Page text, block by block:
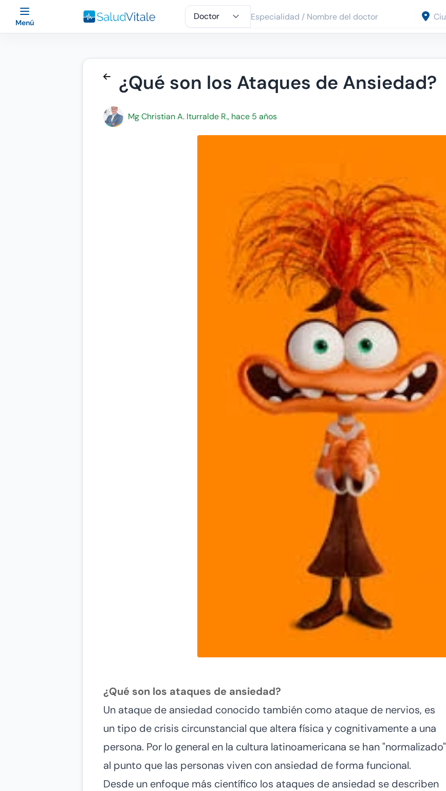
Menú
¿Qué son los Ataques de Ansiedad?
Mg Christian A. Iturralde R., hace 5 años
¿Qué son los ataques de ansiedad?
Un ataque de ansiedad conocido también como ataque de nervios, es
un tipo de crisis circunstancial que altera física y cognitivamente a una
persona. Por lo general en la cultura latinoamericana se han "normalizado"
al punto que las personas viven con ansiedad de forma funcional.
Desde un enfoque más científico los ataques de ansiedad se describen